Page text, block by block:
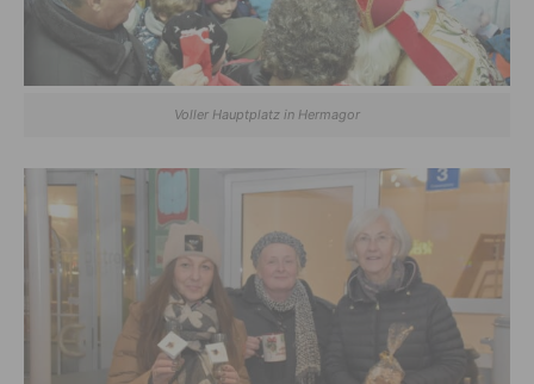
Voller Hauptplatz in Hermagor